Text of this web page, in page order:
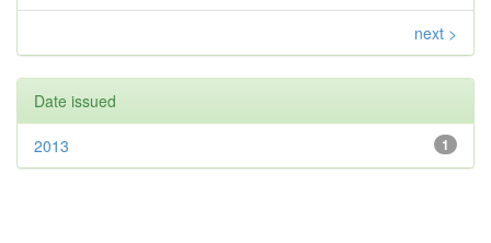
next >
Date issued
1
2013